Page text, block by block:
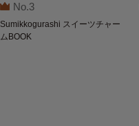
No.3
Sumikkogurashi スイーツチャー
ムBOOK